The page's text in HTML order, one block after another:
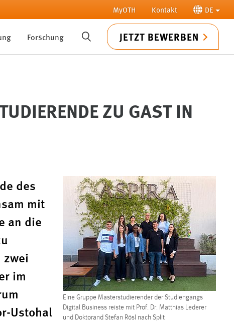
MyOTH Kontakt DE
Forschung SUCHE JETZT BEWERBEN
ZU GAST IN
Eine Gruppe Masterstudierender der Studiengangs
Digital Business reiste mit Prof. Dr. Matthias Lederer
und Doktorand Stefan Rösl nach Split
des
mit
an die
zwei
im
Ustohal